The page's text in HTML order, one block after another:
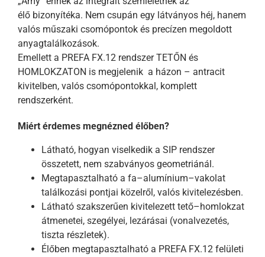
élő bizonyítéka. Nem csupán egy látványos héj, hanem
valós műszaki csomópontok és precízen megoldott
anyagtalálkozások.
Emellett a PREFA FX.12 rendszer TETŐN és
HOMLOKZATON is megjelenik a házon – antracit
kivitelben, valós csomópontokkal, komplett
rendszerként.
Miért érdemes megnézned élőben?
Látható, hogyan viselkedik a SIP rendszer
összetett, nem szabványos geometriánál.
Megtapasztalható a fa–alumínium–vakolat
találkozási pontjai közelről, valós kivitelezésben.
Látható szakszerűen kivitelezett tető–homlokzat
átmenetei, szegélyei, lezárásai (vonalvezetés,
tiszta részletek).
Élőben megtapasztalható a PREFA FX.12 felületi